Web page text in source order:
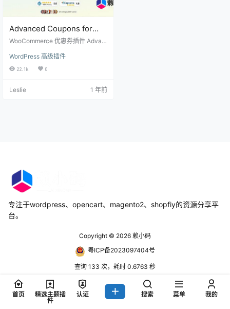
Advanced Coupons for
WooCommerce Premium
WooCommerce 优惠券插件 Advan
erce 优惠券插件，它为您的优惠券
添加了数十项新功能。此外，它还
自动应用。所有您希望 WooComme
WordPress 高级插件
22.1k 0
Leslie 1 年前
专注于wordpress、opencart、magento2、shopfiy的资源分享平
台。
Copyright © 2026 赖小码
粤ICP备2023097404号
查询 133 次，耗时 0.6763 秒
首页
精选主题插
件
认证 搜索 菜单 我的